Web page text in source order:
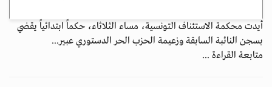
أيدت محكمة الاستئناف التونسية، مساء الثلاثاء، حكماً ابتدائياً يقضي
بسجن النائبة السابقة وزعيمة الحزب الحر الدستوري عبير...
متابعة القراءة ...